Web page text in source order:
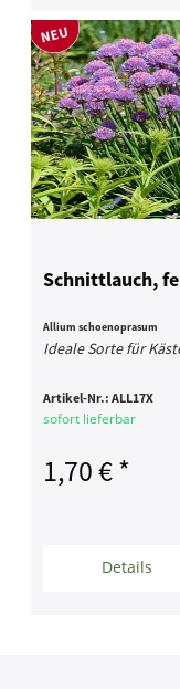
Schnittlauch,
Allium schoenoprasum
Ideale Sorte für
Artikel-Nr.:ALL17X
sofort lieferbar
1,70 € *
Details